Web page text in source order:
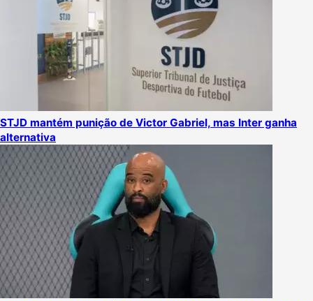
STJD mantém punição de Victor Gabriel, mas Inter ganha
alternativa